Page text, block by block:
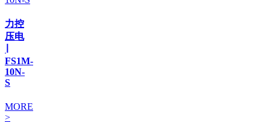
力控
压电
FS1M-
10N-
S
MORE
>